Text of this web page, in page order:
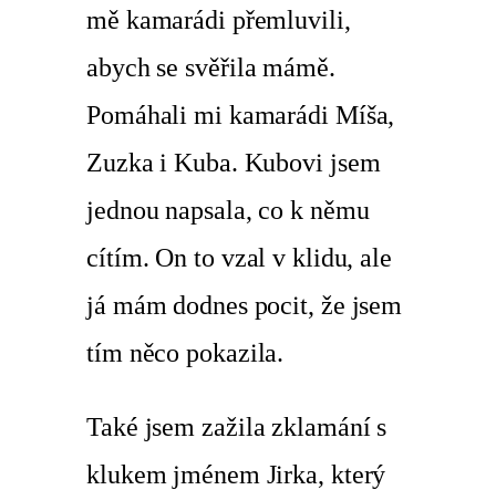
mě kamarádi přemluvili,
abych se svěřila mámě.
Pomáhali mi kamarádi Míša,
Zuzka i Kuba. Kubovi jsem
jednou napsala, co k němu
cítím. On to vzal v klidu, ale
já mám dodnes pocit, že jsem
tím něco pokazila.
Také jsem zažila zklamání s
klukem jménem Jirka, který